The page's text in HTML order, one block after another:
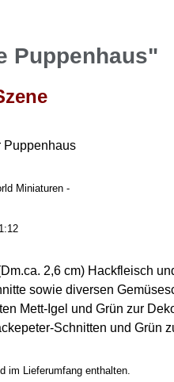
Puppenhaus"
Puppenhaus
Miniaturen -
2,6 cm) Hackfleisch
sowie diversen
Mett-Igel und Grün zur
Schnitten und Grün
im Lieferumfang enthalten.